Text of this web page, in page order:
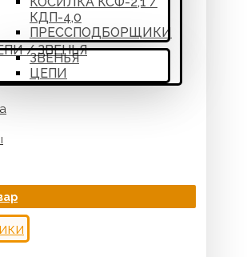
КДП-4,0
ПРЕССПОДБОРЩИКИ
/ ЗВЕНЬЯ
ЗВЕНЬЯ
ЦЕПИ